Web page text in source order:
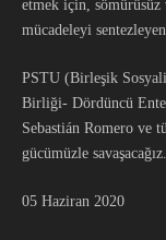
etmek için, sömürüsüz
mücadeleyi
PSTU (Birleşik
Birliği- Dördüncü
Sebastián Romero ve
gücümüzle savaşacağız.
05 Haziran 2020